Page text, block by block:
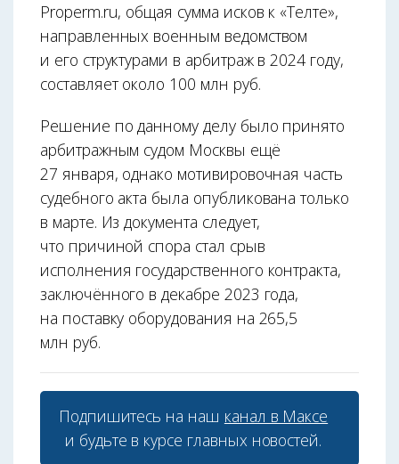
Properm.ru, общая сумма исков к «Телте»,
направленных военным ведомством
и его структурами в арбитраж в 2024 году,
составляет около 100 млн руб.
Решение по данному делу было принято
арбитражным судом Москвы ещё
27 января, однако мотивировочная часть
судебного акта была опубликована только
в марте. Из документа следует,
что причиной спора стал срыв
исполнения государственного контракта,
заключённого в декабре 2023 года,
на поставку оборудования на 265,5
млн руб.
Подпишитесь на наш канал в Максе
и будьте в курсе главных новостей.